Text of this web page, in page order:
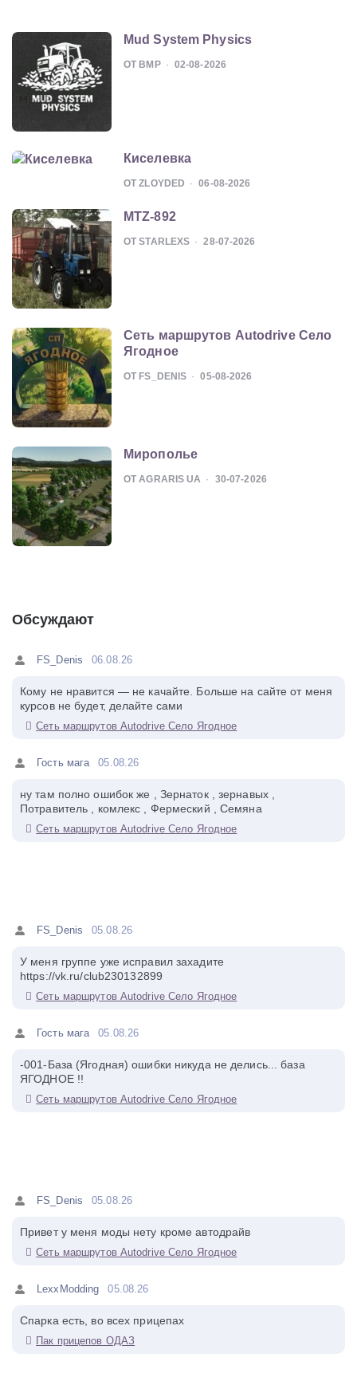
Mud System Physics
ОТ BMP 02-08-2026
Киселевка
ОТ ZLOYDED 06-08-2026
MTZ-892
ОТ STARLEXS 28-07-2026
Сеть маршрутов Autodrive Село
Ягодное
ОТ FS_DENIS 05-08-2026
Мирополье
ОТ AGRARIS UA 30-07-2026
Обсуждают
FS_Denis 06.08.26
Кому не нравится — не качайте. Больше на сайте от меня
курсов не будет, делайте сами
Сеть маршрутов Autodrive Село Ягодное
Гость мага 05.08.26
ну там полно ошибок же , Зернаток , зернавых ,
Потравитель , комлекс , Фермеский , Семяна
Сеть маршрутов Autodrive Село Ягодное
FS_Denis 05.08.26
У меня группе уже исправил захадите
https://vk.ru/club230132899
Сеть маршрутов Autodrive Село Ягодное
Гость мага 05.08.26
-001-База (Ягодная) ошибки никуда не делись... база
ЯГОДНОЕ !!
Сеть маршрутов Autodrive Село Ягодное
FS_Denis 05.08.26
Привет у меня моды нету кроме автодрайв
Сеть маршрутов Autodrive Село Ягодное
LexxModding 05.08.26
Спарка есть, во всех прицепах
Пак прицепов ОДАЗ